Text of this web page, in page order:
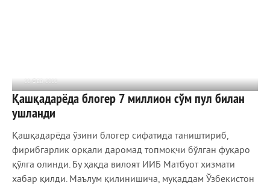
22 ФЕВ 2022
1 008 0
Қашқадарёда блогер 7 миллион сўм пул билан
ушланди
Қашқадарёда ўзини блогер сифатида таништириб,
фирибгарлик орқали даромад топмоқчи бўлган фуқаро
қўлга олинди. Бу ҳақда вилоят ИИБ Матбуот хизмати
хабар қилди. Маълум қилинишича, муқаддам Ўзбекистон